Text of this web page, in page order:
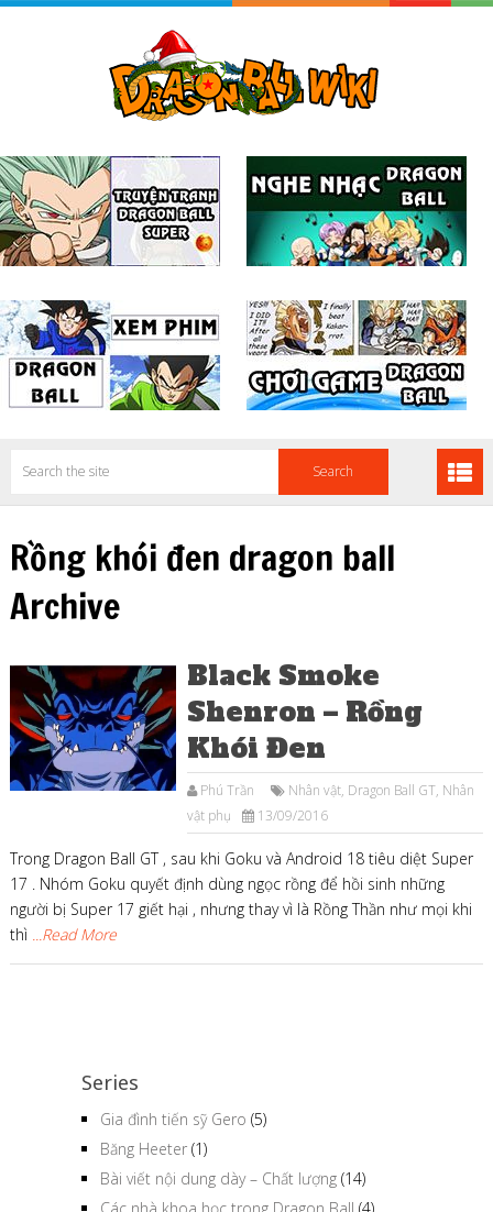
Rồng khói đen dragon ball
Archive
Black Smoke
Shenron – Rồng
Khói Đen
Phú Trần Nhân vật, Dragon Ball GT, Nhân
vật phụ
13/09/2016
Trong Dragon Ball GT , sau khi Goku và Android 18 tiêu diệt Super
17 . Nhóm Goku quyết định dùng ngọc rồng để hồi sinh những
người bị Super 17 giết hại , nhưng thay vì là Rồng Thần như mọi khi
thì ...Read More
Series
Gia đình tiến sỹ Gero (5)
Băng Heeter (1)
Bài viết nội dung dày – Chất lượng (14)